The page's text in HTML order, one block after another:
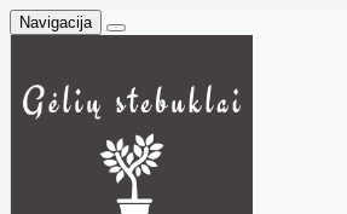
Navigacija